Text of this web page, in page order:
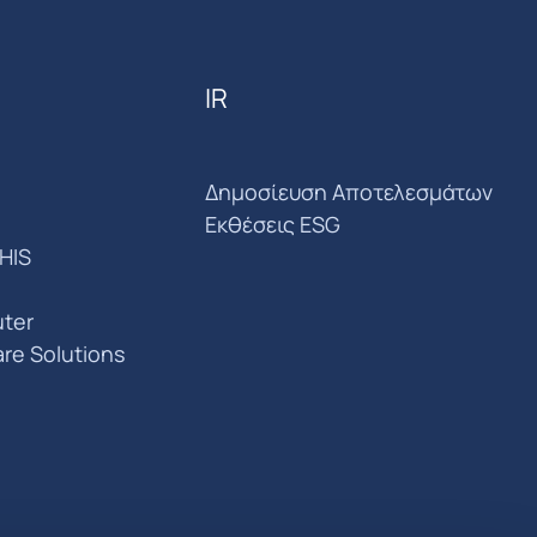
Solutions
IR
Δημοσίευση Αποτελεσμάτων
Εκθέσεις ESG